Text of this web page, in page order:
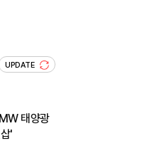
UPDATE
태양광
'